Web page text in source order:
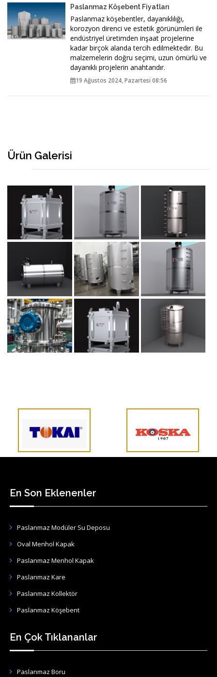
Paslanmaz Köşebent Fiyatları
Paslanmaz köşebentler, dayanıklılığı,
korozyon direnci ve estetik görünümleri ile
endüstriyel üretimden inşaat projelerine
kadar birçok alanda tercih edilmektedir. Bu
malzemelerin doğru seçimi, uzun ömürlü ve
dayanıklı projelerin anahtarıdır.
19 Ağustos 2024, Pazartesi 08:56
Ürün Galerisi
En Son Eklenenler
Paslanmaz Modüler Su Deposu
Oval Menhol Kapak
Paslanmaz Menhol Kapak
Paslanmaz Kare
Paslanmaz Kollektör
Paslanmaz Köşebent
En Çok Tıklananlar
Paslanmaz Boru